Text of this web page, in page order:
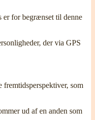
er for begrænset til denne
der via GPS
som
ud af en anden som